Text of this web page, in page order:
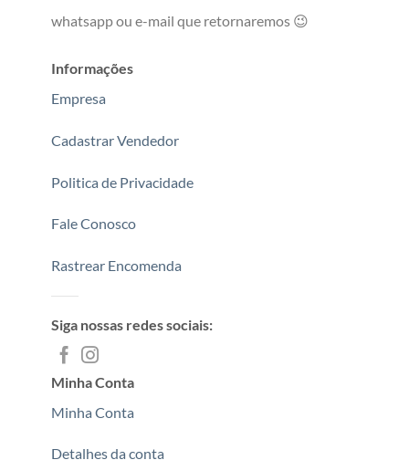
whatsapp ou e-mail que retornaremos 😉
Informações
Empresa
Cadastrar Vendedor
Politica de Privacidade
Fale Conosco
Rastrear Encomenda
Siga nossas redes sociais:
Minha Conta
Minha Conta
Detalhes da conta